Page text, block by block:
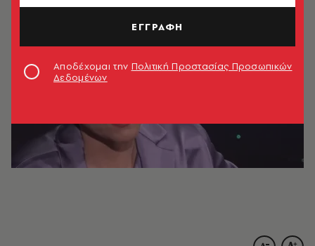
ΕΓΓΡΑΦΗ
Αποδέχομαι την Πολιτική Προστασίας Προσωπικών
Δεδομένων